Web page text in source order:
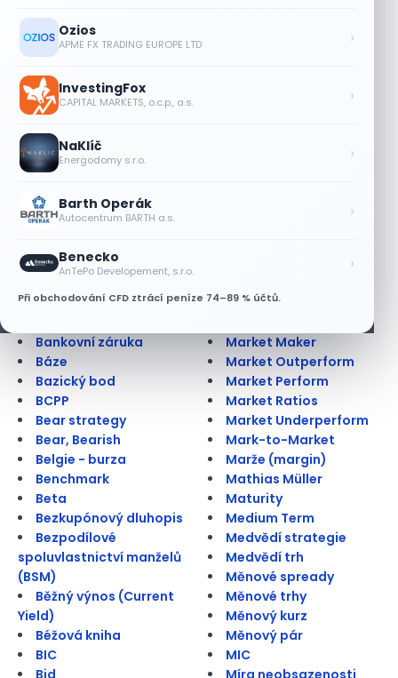
Ozios
APME FX TRADING EUROPE LTD ›
InvestingFox
CAPITAL MARKETS, o.c.p., a.s. ›
NaKlíč
Energodomy s.r.o. ›
Barth Operák
Autocentrum BARTH a.s. ›
Benecko
AnTePo Developement, s.r.o. ›
Při obchodování CFD ztrácí peníze 74–89 % účtů.
Anglická aukce
Anuita
Arbitráž
Asijská opce
At best order; at
market order
Auditorská společnost
Aukce
Aukce na BCPP
Back office
Bankovní záruka
Báze
Bazický bod
BCPP
Bear strategy
Bear, Bearish
Belgie - burza
Benchmark
Beta
Bezkupónový dluhopis
Bezpodílové
spoluvlastnictví manželů
(BSM)
Běžný výnos (Current
Yield)
Béžová kniha
BIC
Bid
Margin
Market Maker
Market Outperform
Market Perform
Market Ratios
Market Underperform
Mark-to-Market
Marže (margin)
Mathias Müller
Maturity
Medium Term
Medvědí strategie
Medvědí trh
Měnové spready
Měnové trhy
Měnový kurz
Měnový pár
MIC
Míra neobsazenosti